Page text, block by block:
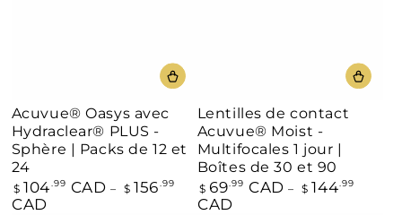
Acuvue® Oasys avec
Hydraclear® PLUS -
Sphère | Packs de 12 et
24
Prix
normal
$ 104.99 CAD $ 156.99
CAD
Lentilles de contact
Acuvue® Moist -
Multifocales 1 jour |
Boîtes de 30 et 90
Prix
normal
$ 69.99 CAD $ 144.99
CAD